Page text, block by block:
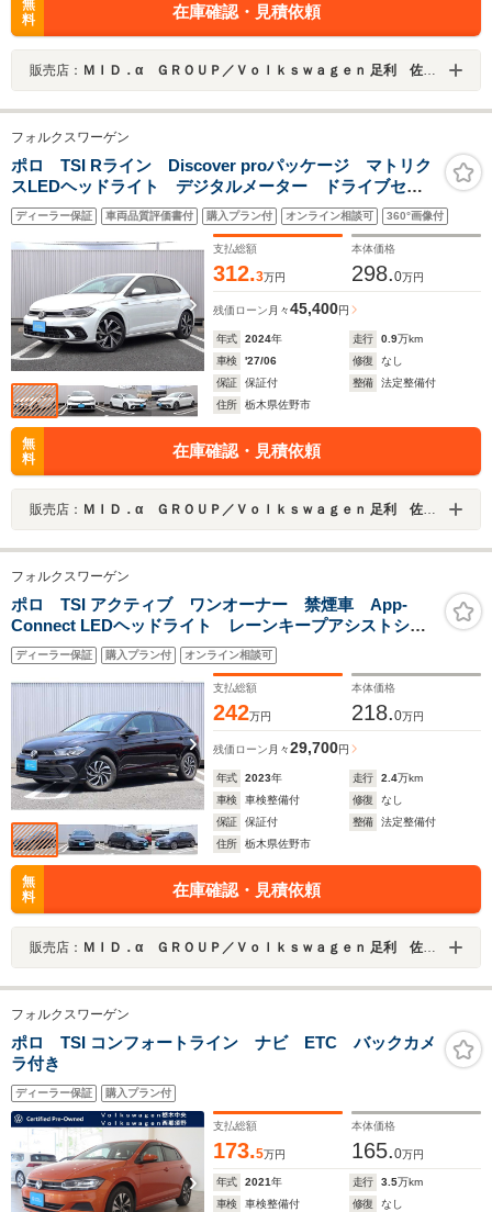
無
料
在庫確認・見積依頼
販売店： ＭＩＤ．α ＧＲＯＵＰ／Ｖｏｌｋｓｗａｇｅｎ 足利 佐野認定中古車センター／ファーレン栃木南株式会社
フォルクスワーゲン
ポロ TSI Rライン Discover proパッケージ マトリク
スLEDヘッドライト デジタルメーター ドライブセレ
クト AppleCarPlay ワイヤレス充電 フロントアシス
ト
ディーラー保証 車両品質評価書付 購入プラン付 オンライン相談可 360°画像付
支払総額
312.3万円
本体価格
298.0万円
残価ローン 月々45,400円
年式 2024年 走行 0.9万km
車検
'27/06 修復
なし
保証
保証付 整備
法定整備付
住所
栃木県佐野市
無
料
在庫確認・見積依頼
販売店： ＭＩＤ．α ＧＲＯＵＰ／Ｖｏｌｋｓｗａｇｅｎ 足利 佐野認定中古車センター／ファーレン栃木南株式会社
フォルクスワーゲン
ポロ TSI アクティブ ワンオーナー 禁煙車 App-
Connect LEDヘッドライト レーンキープアシストシス
テム プリクラッシュブレーキシステム
ディーラー保証 購入プラン付 オンライン相談可
支払総額
242万円
本体価格
218.0万円
残価ローン 月々29,700円
年式 2023年 走行 2.4万km
車検
車検整備付 修復
なし
保証
保証付 整備
法定整備付
住所
栃木県佐野市
無
料
在庫確認・見積依頼
販売店： ＭＩＤ．α ＧＲＯＵＰ／Ｖｏｌｋｓｗａｇｅｎ 足利 佐野認定中古車センター／ファーレン栃木南株式会社
フォルクスワーゲン
ポロ TSI コンフォートライン ナビ ETC バックカメ
ラ付き
ディーラー保証 購入プラン付
支払総額
173.5万円
本体価格
165.0万円
年式 2021年 走行 3.5万km
車検
車検整備付 修復
なし